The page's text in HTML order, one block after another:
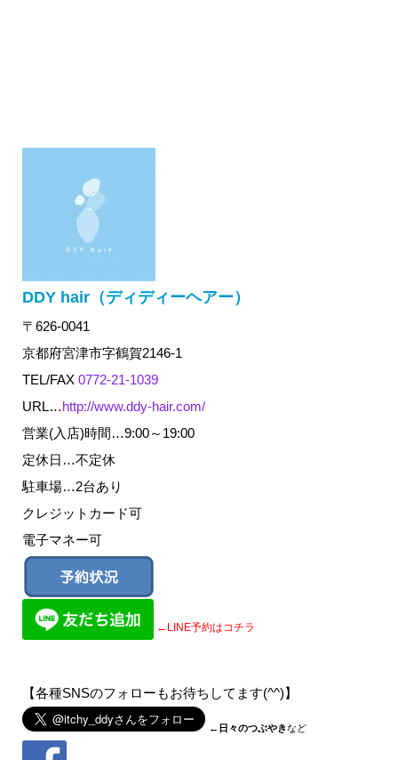
DDY hair（ディディーヘアー）
〒626-0041
京都府宮津市字鶴賀2146-1
TEL/FAX 0772-21-1039
URL…http://www.ddy-hair.com/
営業(入店)時間…9:00～19:00
定休日…不定休
駐車場…2台あり
クレジットカード可
電子マネー可
←LINE予約はコチラ
【各種SNSのフォローもお待ちしてます(^^)】
← 日々のつぶやきなど